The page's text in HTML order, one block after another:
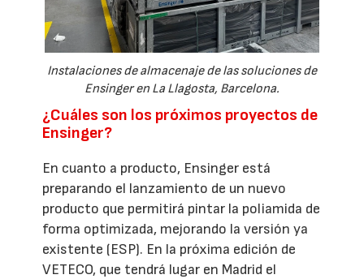
Instalaciones de almacenaje de las soluciones de
Ensinger en La Llagosta, Barcelona.
¿Cuáles son los próximos proyectos de
Ensinger?
En cuanto a producto, Ensinger está
preparando el lanzamiento de un nuevo
producto que permitirá pintar la poliamida de
forma optimizada, mejorando la versión ya
existente (ESP). En la próxima edición de
VETECO, que tendrá lugar en Madrid el